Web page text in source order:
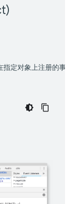
指定对象上注册的事